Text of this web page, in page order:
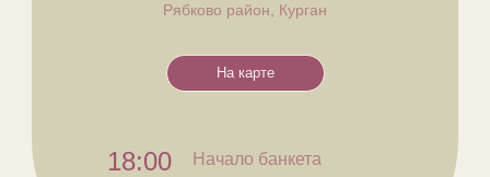
Начало банкета
18:00
Рябково район, Курган
На карте